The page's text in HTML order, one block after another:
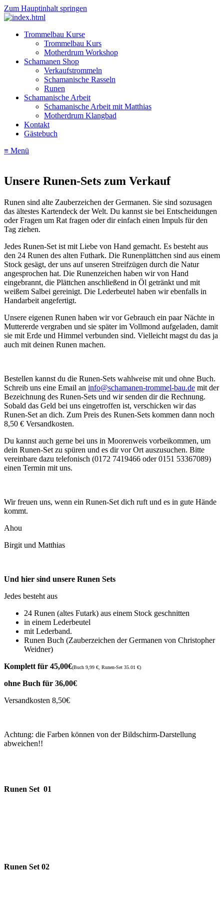
Zum Hauptinhalt springen
Trommelbau Kurse
Trommelbau Kurs
Motherdrum Workshop
Schamanen Shop
Verkaufstrommeln
Schamanische Rasseln
Runen
Schamanische Arbeit
Schamanische Arbeit mit Matthias
Motherdrum Klangbad
Kontakt
Gästebuch
≡ Menü
Unsere Runen-Sets zum Verkauf
Runen sind alte Zauberzeichen der Germanen. Sie sind sozusagen
das ältestes Kartendeck der Welt. Du kannst sie bei Entscheidungen
oder Fragen um Rat fragen oder dir einfach einen Impuls für den
Tag ziehen.
Jedes Runen-Set ist mit Liebe von Hand gemacht. Es besteht aus
den 24 Runen des alten Futhark. Die Runenplättchen sind aus einem
Stock gesägt, der uns auf unseren Streifzügen durch die Natur
angesprochen hat. Die Runenzeichen haben wir von Hand
eingebrannt, die Plättchen anschließend in Öl getränkt und mit
weißem Salbei gereinigt. Die Lederbeutel haben wir ebenfalls in
Handarbeit angefertigt.
Unsere eigenen Runen haben wir vor Gebrauch ein paar Nächte in
Muttererde vergraben und sie später im Vollmond aufgeladen, damit
sie mit Erde und Himmel verbunden sind. Vielleicht magst du das ja
auch mit deinen Runen machen.
Bestellen kannst du die Runen-Sets wahlweise mit und ohne Buch.
Schreib uns eine Email an info@schamanen-trommel-bau.de mit der
Bezeichnung des Runen-Sets und wir senden dir die Rechnung.
Sobald das Geld bei uns eingetroffen ist, verschicken wir das
Runen-Set an dich. Zum Preis des Runen-Sets kommen dann noch
8,50 € Versandkosten.
Du kannst auch gerne bei uns in Moorenweis vorbeikommen, um
dein Runen-Set zu spüren und es dir vor Ort auszusuchen. Bitte
vereinbare dazu telefonisch (0172 7419466 oder 0151 53367089)
einen Termin mit uns.
Wir freuen uns, wenn ein Runen-Set dich ruft und es in gute Hände
kommt.
Ahou
Birgit und Matthias
Und hier sind unsere Runen Sets
Jedes besteht aus
24 Runen (altes Futark) aus einem Stock geschnitten
in einem Lederbeutel
mit Lederband.
Runen Buch (Zauberzeichen der Germanen von Christopher
Weidner)
Komplett für 45,00€(Buch 9,99 €, Runen-Set 35.01 €)
​ohne Buch für 36,00€
Versandkosten 8,50€
Achtung: die Farben können von der Bildschirm-Darstellung
abweichen!!
Runen Set 01
Runen Set 02